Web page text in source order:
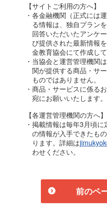
【サイトご利用の方へ】
・各金融機関（正式には
る情報は、独自プラン
回答いただいたアンケ
び提供された最新情報
金教育協会にて作成して
・当協会と運営管理機関
関が提供する商品・サ
ものではありません。
・商品・サービスに係る
宛にお願いいたします。
【各運営管理機関の方へ】
・掲載情報は毎年3月頃
の情報が入手できたも
ります。詳細は
わせください。
前のペ